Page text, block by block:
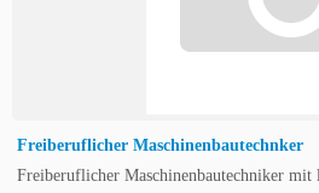
Freiberuflicher Maschinenbautechnker
Freiberuflicher Maschinenbautechniker